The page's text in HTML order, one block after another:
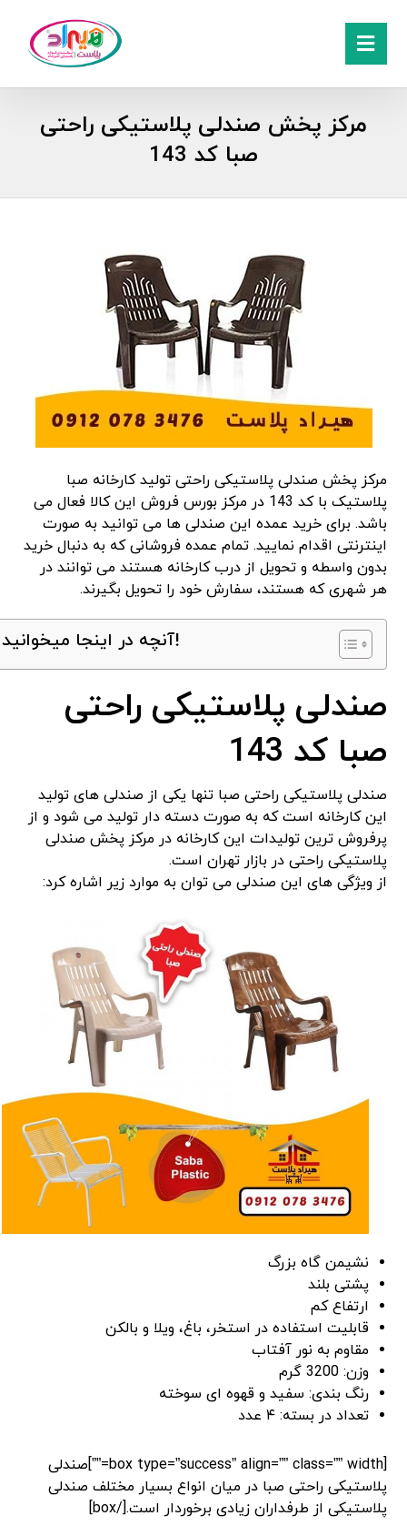
مرکز پخش صندلی پلاستیکی راحتی
صبا کد 143
مرکز پخش صندلی پلاستیکی راحتی تولید کارخانه صبا
پلاستیک با کد 143 در مرکز بورس فروش این کالا فعال می
باشد. برای خرید عمده این صندلی ها می توانید به صورت
اینترنتی اقدام نمایید. تمام عمده فروشانی که به دنبال خرید
بدون واسطه و تحویل از درب کارخانه هستند می توانند در
هر شهری که هستند، سفارش خود را تحویل بگیرند.
آنچه در اینجا میخوانید!
صندلی پلاستیکی راحتی
صبا کد 143
صندلی پلاستیکی راحتی صبا تنها یکی از صندلی های تولید
این کارخانه است که به صورت دسته دار تولید می شود و از
پرفروش ترین تولیدات این کارخانه در مرکز پخش صندلی
پلاستیکی راحتی در بازار تهران است.
از ویژگی های این صندلی می توان به موارد زیر اشاره کرد:
نشیمن گاه بزرگ
پشتی بلند
ارتفاع کم
قابلیت استفاده در استخر، باغ، ویلا و بالکن
مقاوم به نور آفتاب
وزن: 3200 گرم
رنگ بندی: سفید و قهوه ای سوخته
تعداد در بسته: ۴ عدد
[box type=”success” align=”” class=”” width=””]صندلی
پلاستیکی راحتی صبا در میان انواع بسیار مختلف صندلی
پلاستیکی از طرفداران زیادی برخوردار است.[/box]